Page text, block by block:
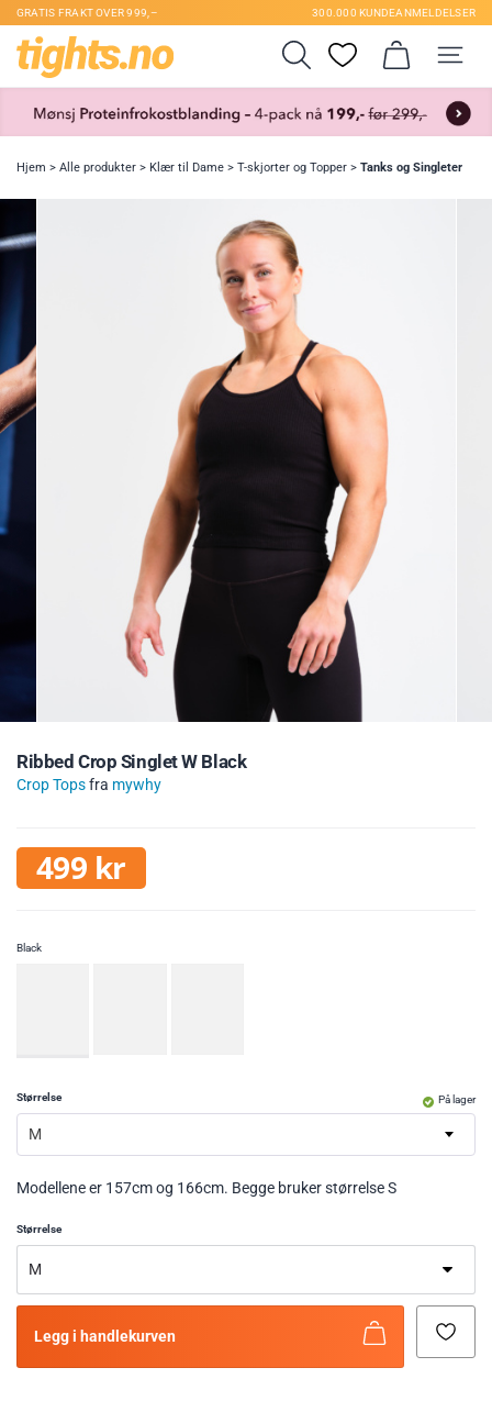
GRATIS FRAKT OVER 999,– 300.000 KUNDEANMELDELSER
Hjem > Alle produkter > Klær til Dame > T-skjorter og Topper > Tanks og Singleter
Ribbed Crop Singlet W Black
Crop Topsfra mywhy
499 kr
Black
Størrelse
M
Modellene er 157cm og 166cm. Begge bruker størrelse S
Størrelse
På lager
Legg i handlekurven